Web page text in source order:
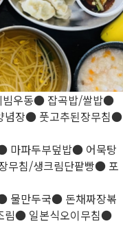
빔우동● 잡곡밥/쌀밥●
념장● 풋고추된장무침●
마파두부덮밥● 어묵탕
무침/생크림단팥빵● 포
물만두국● 돈채짜장볶
림● 일본식오이무침●